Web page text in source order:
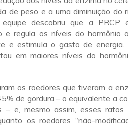
de peso e a uma diminuição do
descobriu que a PRCP
e regula os níveis do hormônio
e estimula o gasto de energia.
em maiores níveis do
os roedores que tiveram a
de gordura – o equivalente a
e, mesmo assim, esses ratos
os roedores “não-